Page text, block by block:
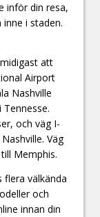
inför din resa,
i staden.
att
Airport
Nashville
och väg I-
Väg
Memphis.
flera välkända
och
innan din